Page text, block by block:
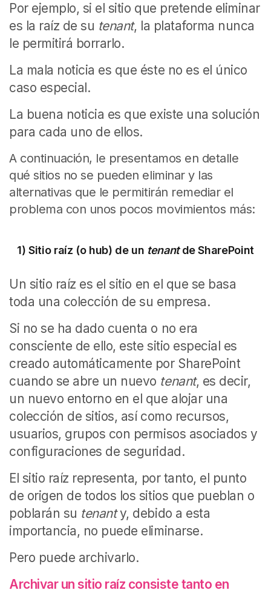
Por ejemplo, si el sitio que pretende eliminar
es la raíz de su tenant, la plataforma nunca
le permitirá borrarlo.
La mala noticia es que éste no es el único
caso especial.
La buena noticia es que existe una solución
para cada uno de ellos.
A continuación, le presentamos en detalle
qué sitios no se pueden eliminar y las
alternativas que le permitirán remediar el
problema con unos pocos movimientos más:
1) Sitio raíz (o hub) de un tenantde SharePoint
Un sitio raíz es el sitio en el que se basa
toda una colección de su empresa.
Si no se ha dado cuenta o no era
consciente de ello, este sitio especial es
creado automáticamente por SharePoint
cuando se abre un nuevo tenant, es decir,
un nuevo entorno en el que alojar una
colección de sitios, así como recursos,
usuarios, grupos con permisos asociados y
configuraciones de seguridad.
El sitio raíz representa, por tanto, el punto
de origen de todos los sitios que pueblan o
poblarán su tenanty, debido a esta
importancia, no puede eliminarse.
Pero puede archivarlo.
Archivar un sitio raíz consiste tanto en